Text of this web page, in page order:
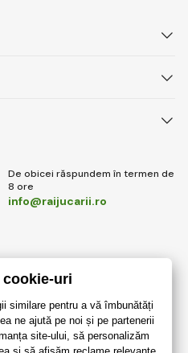
De obicei răspundem în termen de
8 ore
info@raijucarii.ro